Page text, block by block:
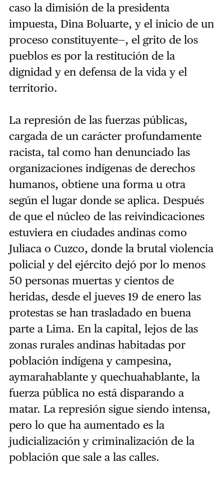
caso la dimisión de la presidenta
impuesta, Dina Boluarte, y el inicio de un
proceso constituyente—, el grito de los
pueblos es por la restitución de la
dignidad y en defensa de la vida y el
territorio.
La represión de las fuerzas públicas,
cargada de un carácter profundamente
racista, tal como han denunciado las
organizaciones indígenas de derechos
humanos, obtiene una forma u otra
según el lugar donde se aplica. Después
de que el núcleo de las reivindicaciones
estuviera en ciudades andinas como
Juliaca o Cuzco, donde la brutal violencia
policial y del ejército dejó por lo menos
50 personas muertas y cientos de
heridas, desde el jueves 19 de enero las
protestas se han trasladado en buena
parte a Lima. En la capital, lejos de las
zonas rurales andinas habitadas por
población indígena y campesina,
aymarahablante y quechuahablante, la
fuerza pública no está disparando a
matar. La represión sigue siendo intensa,
pero lo que ha aumentado es la
judicialización y criminalización de la
población que sale a las calles.